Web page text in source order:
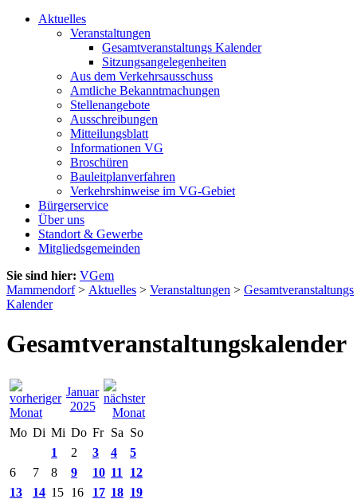
Aktuelles
Veranstaltungen
Gesamtveranstaltungs Kalender
Sitzungsangelegenheiten
Aus dem Verkehrsausschuss
Amtliche Bekanntmachungen
Stellenangebote
Ausschreibungen
Mitteilungsblatt
Informationen VG
Broschüren
Bauleitplanverfahren
Verkehrshinweise im VG-Gebiet
Bürgerservice
Über uns
Standort & Gewerbe
Mitgliedsgemeinden
Sie sind hier: VGem
Mammendorf> Aktuelles > Veranstaltungen > Gesamtveranstaltungs
Kalender
Gesamtveranstaltungskalender
Januar
2025
Mo Di Mi Do Fr Sa So
1
2 3 4
5
6
7 8 9 10 11
12
13
14 15 16 17 18 19